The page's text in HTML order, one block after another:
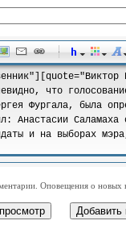
-
-
-
-
-
-
-
-
-
Оповещения о новых